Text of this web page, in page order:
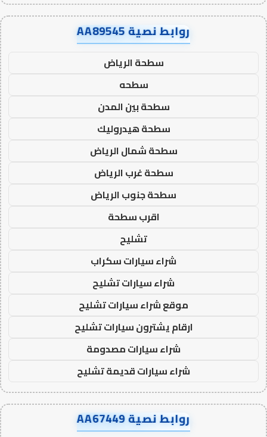
روابط نصية AA89545
سطحة الرياض
سطحه
سطحة بين المدن
سطحة هيدروليك
سطحة شمال الرياض
سطحة غرب الرياض
سطحة جنوب الرياض
اقرب سطحة
تشليح
شراء سيارات سكراب
شراء سيارات تشليح
موقع شراء سيارات تشليح
ارقام يشترون سيارات تشليح
شراء سيارات مصدومة
شراء سيارات قديمة تشليح
روابط نصية AA67449